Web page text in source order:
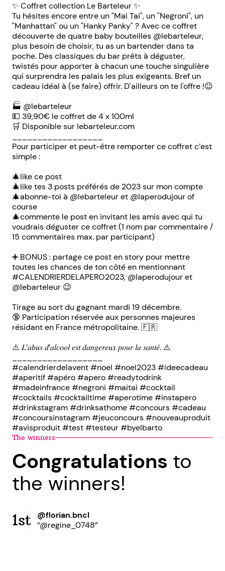
✨ Coffret collection Le Barteleur ✨
Tu hésites encore entre un "Mai Tai", un "Negroni", un
"Manhattan" ou un "Hanky Panky" ? Avec ce coffret
découverte de quatre baby bouteilles @lebarteleur,
plus besoin de choisir, tu as un bartender dans ta
poche. Des classiques du bar prêts à déguster,
twistés pour apporter à chacun une touche singulière
qui surprendra les palais les plus exigeants. Bref un
cadeau idéal à (se faire) offrir. D'ailleurs on te l'offre !😉
🏭 @lebarteleur
💵 39,90€ le coffret de 4 x 100ml
🛒 Disponible sur lebarteleur.com
Pour participer et peut-être remporter ce coffret c’est
simple :
🎄like ce post
🎄like tes 3 posts préférés de 2023 sur mon compte
🎄abonne-toi à @lebarteleur et @laperodujour of
course
🎄commente le post en invitant les amis avec qui tu
voudrais déguster ce coffret (1 nom par commentaire /
15 commentaires max. par participant)
➕ BONUS : partage ce post en story pour mettre
toutes les chances de ton côté en mentionnant
#CALENDRIERDELAPERO2023, @laperodujour et
@lebarteleur 😉
Tirage au sort du gagnant mardi 19 décembre.
🔞 Participation réservée aux personnes majeures
résidant en France métropolitaine. 🇫🇷
⚠️ 𝐿’𝑎𝑏𝑢𝑠 𝑑’𝑎𝑙𝑐𝑜𝑜𝑙 𝑒𝑠𝑡 𝑑𝑎𝑛𝑔𝑒𝑟𝑒𝑢𝑥 𝑝𝑜𝑢𝑟 𝑙𝑎 𝑠𝑎𝑛𝑡𝑒́. ⚠️
#calendrierdelavent #noel #noel2023 #ideecadeau
#aperitif #apéro #apero #readytodrink
#madeinfrance #negroni #maitai #cocktail
#cocktails #cocktailtime #aperotime #instapero
#drinkstagram #drinksathome #concours #cadeau
#concoursinstagram #jeuconcours #nouveauproduit
#avisproduit #test #testeur #byelbarto
The winners
Congratulations to
the winners!
1st
@florian.bncl
“@regine_0748”